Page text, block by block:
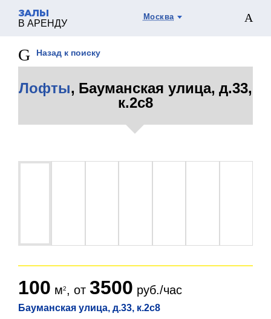
ЗАЛЫ
В АРЕНДУ
Москва
Назад к поиску
Лофты, Бауманская улица, д.33,
к.2с8
Бауманская улица, д.33, к.2с8
100 м , от 3500 руб./час